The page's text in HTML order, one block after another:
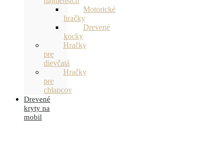
Motorické
hračky
Drevené
kocky
Hračky
pre
dievčatá
Hračky
pre
chlapcov
Drevené
kryty na
mobil